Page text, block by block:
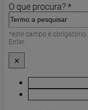
O que procura? *
*este campo é
Enter.
×